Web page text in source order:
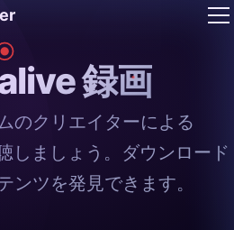
録画
のクリエイターによる
しましょう。ダウンロード
ンツを発見できます。